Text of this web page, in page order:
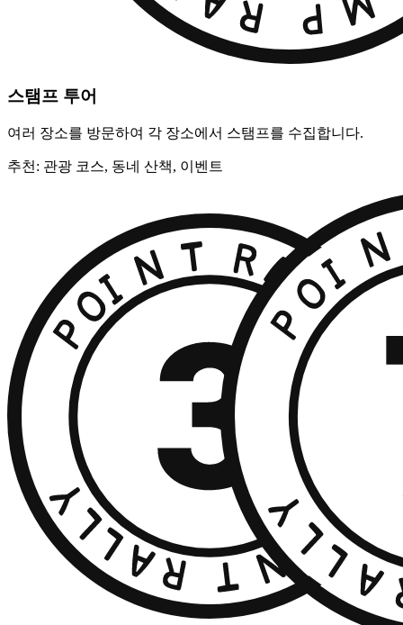
스탬프 투어
여러 장소를 방문하여 각 장소에서 스탬프를 수집합니다.
추천: 관광 코스, 동네 산책, 이벤트